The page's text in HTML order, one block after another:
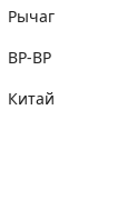
Рычаг
ВР-ВР
Китай